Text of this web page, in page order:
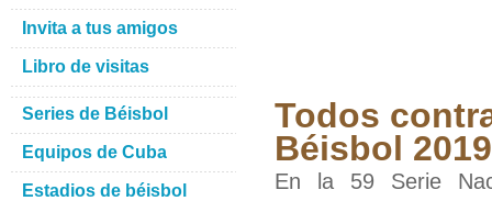
Todos
Béisbol
En la 59 Serie
Invita a tus amigos
Libro de visitas
Series de Béisbol
Equipos de Cuba
Estadios de béisbol